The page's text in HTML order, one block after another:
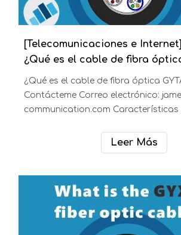
[Telecomunicaciones e
¿Qué es el cable de fibra óptica